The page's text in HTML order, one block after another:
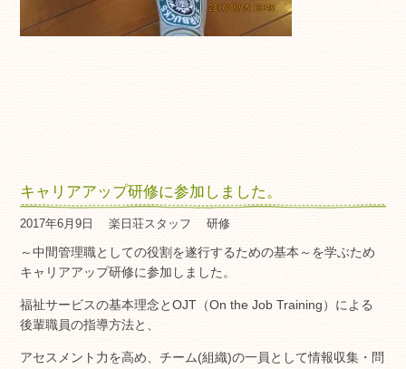
キャリアアップ研修に参加しました。
2017年6月9日 楽日荘スタッフ 研修
～中間管理職としての役割を遂行するための基本～を学ぶため
キャリアアップ研修に参加しました。
福祉サービスの基本理念とOJT（On the Job Training）による
後輩職員の指導方法と、
アセスメント力を高め、チーム(組織)の一員として情報収集・問